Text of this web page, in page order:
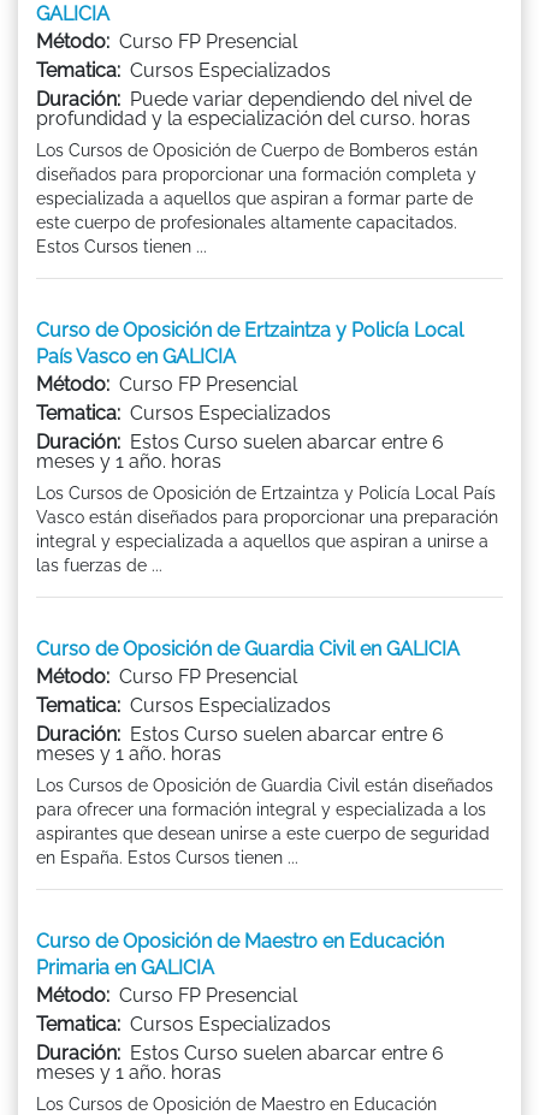
GALICIA
Método: Curso FP Presencial
Tematica: Cursos Especializados
Duración: Puede variar dependiendo del nivel de
profundidad y la especialización del curso. horas
Los Cursos de Oposición de Cuerpo de Bomberos están
diseñados para proporcionar una formación completa y
especializada a aquellos que aspiran a formar parte de
este cuerpo de profesionales altamente capacitados.
Estos Cursos tienen ...
Curso de Oposición de Ertzaintza y Policía Local
País Vasco en GALICIA
Método: Curso FP Presencial
Tematica: Cursos Especializados
Duración: Estos Curso suelen abarcar entre 6
meses y 1 año. horas
Los Cursos de Oposición de Ertzaintza y Policía Local País
Vasco están diseñados para proporcionar una preparación
integral y especializada a aquellos que aspiran a unirse a
las fuerzas de ...
Curso de Oposición de Guardia Civil en GALICIA
Método: Curso FP Presencial
Tematica: Cursos Especializados
Duración: Estos Curso suelen abarcar entre 6
meses y 1 año. horas
Los Cursos de Oposición de Guardia Civil están diseñados
para ofrecer una formación integral y especializada a los
aspirantes que desean unirse a este cuerpo de seguridad
en España. Estos Cursos tienen ...
Curso de Oposición de Maestro en Educación
Primaria en GALICIA
Método: Curso FP Presencial
Tematica: Cursos Especializados
Duración: Estos Curso suelen abarcar entre 6
meses y 1 año. horas
Los Cursos de Oposición de Maestro en Educación